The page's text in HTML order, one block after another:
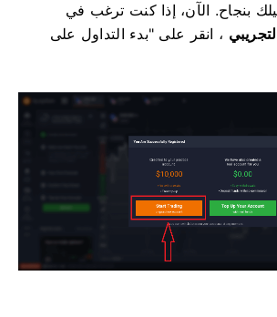
بنجاح. الآن، إذا كنت ترغب في
، انقر على "بدء التداول على